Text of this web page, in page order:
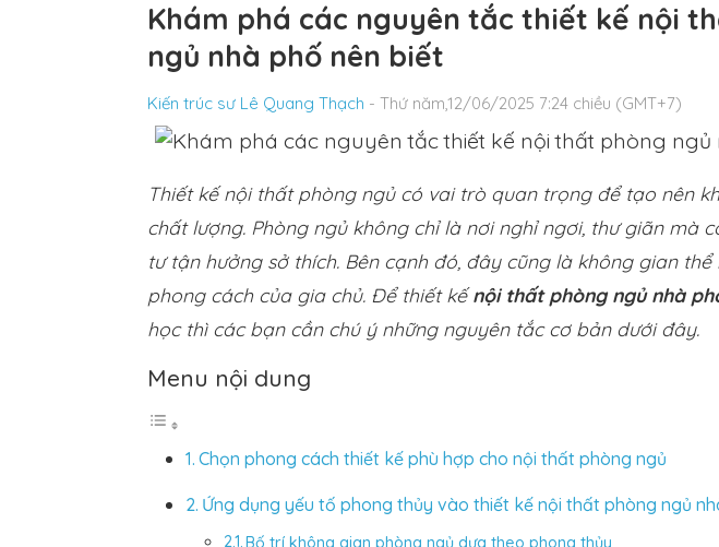
Khám phá các nguyên tắc thiết kế nội
ngủ nhà phố nên biết
Kiến trúc sư Lê Quang Thạch - Thứ năm,12/06/2025 7:24 chiều (GMT+7)
Thiết kế nội thất phòng ngủ có vai trò quan trọng để tạo nên
chất lượng. Phòng ngủ không chỉ là nơi nghỉ ngơi, thư giãn mà
tư tận hưởng sở thích. Bên cạnh đó, đây cũng là không gian
phong cách của gia chủ. Để thiết kếnội thất phòng ngủ nhà
học thì các bạn cần chú ý những nguyên tắc cơ bản dưới đây.
Menu nội dung
Chọn phong cách thiết kế phù hợp cho nội thất phòng ngủ
Ứng dụng yếu tố phong thủy vào thiết kế nội thất phòng ngủ
Bố trí không gian phòng ngủ dựa theo phong thủy